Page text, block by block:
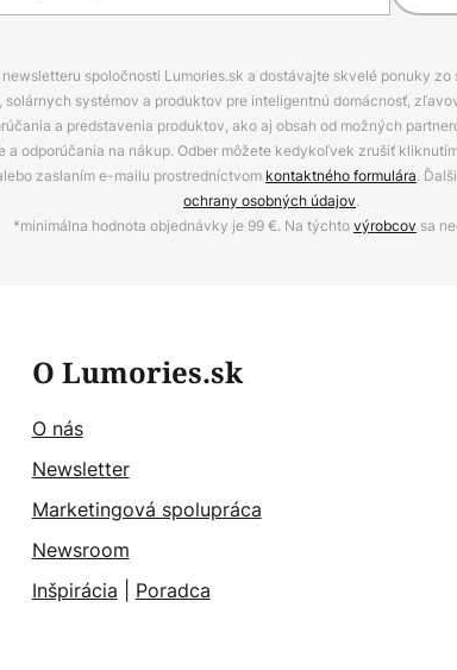
spoločnosti Lumories.sk a dostávajte skvelé ponuky
systémov a produktov pre inteligentnú domácnosť,
a predstavenia produktov, ako aj obsah od možných
a odporúčania na nákup. Odber môžete kedykoľvek zrušiť
zaslaním e-mailu prostredníctvom kontaktného formulára.
ochrany osobných údajov.
*minimálna hodnota objednávky je 99 €. Na týchtovýrobcov sa
O Lumories.sk
O nás
Newsletter
Marketingová spolupráca
Newsroom
Inšpirácia
Poradca